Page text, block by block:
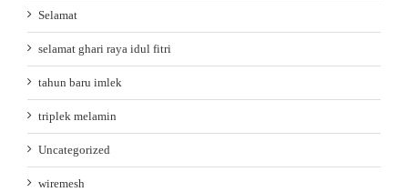
Selamat
selamat ghari raya idul fitri
tahun baru imlek
triplek melamin
Uncategorized
wiremesh